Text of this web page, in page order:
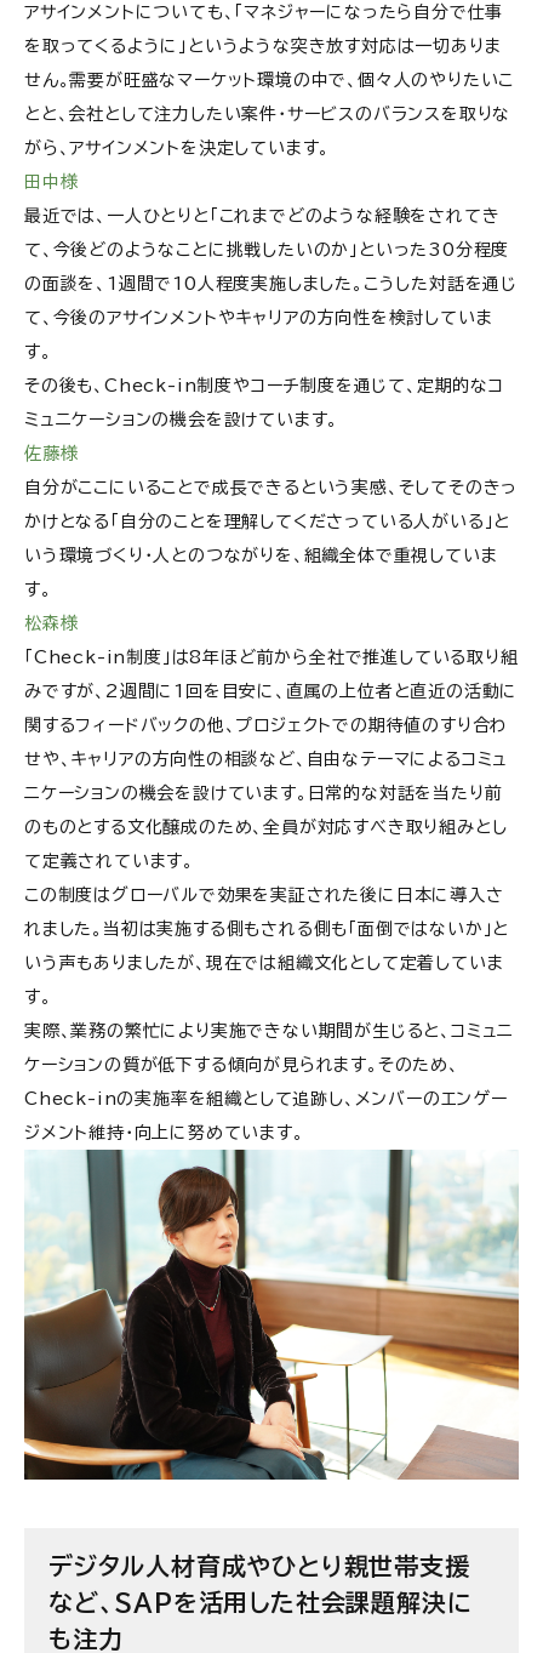
アサインメントについても、「マネジャーになったら自分で仕事
を取ってくるように」というような突き放す対応は一切ありま
せん。需要が旺盛なマーケット環境の中で、個々人のやりたいこ
とと、会社として注力したい案件・サービスのバランスを取りな
がら、アサインメントを決定しています。
田中様
最近では、一人ひとりと「これまでどのような経験をされてき
て、今後どのようなことに挑戦したいのか」といった30分程度
の面談を、1週間で10人程度実施しました。こうした対話を通じ
て、今後のアサインメントやキャリアの方向性を検討していま
す。
その後も、Check-in制度やコーチ制度を通じて、定期的なコ
ミュニケーションの機会を設けています。
佐藤様
自分がここにいることで成長できるという実感、そしてそのきっ
かけとなる「自分のことを理解してくださっている人がいる」と
いう環境づくり・人とのつながりを、組織全体で重視していま
す。
松森様
「Check-in制度」は8年ほど前から全社で推進している取り組
みですが、2週間に1回を目安に、直属の上位者と直近の活動に
関するフィードバックの他、プロジェクトでの期待値のすり合わ
せや、キャリアの方向性の相談など、自由なテーマによるコミュ
ニケーションの機会を設けています。日常的な対話を当たり前
のものとする文化醸成のため、全員が対応すべき取り組みとし
て定義されています。
この制度はグローバルで効果を実証された後に日本に導入さ
れました。当初は実施する側もされる側も「面倒ではないか」と
いう声もありましたが、現在では組織文化として定着していま
す。
実際、業務の繁忙により実施できない期間が生じると、コミュニ
ケーションの質が低下する傾向が見られます。そのため、
Check-inの実施率を組織として追跡し、メンバーのエンゲー
ジメント維持・向上に努めています。
デジタル人材育成やひとり親世帯支援
など、SAPを活用した社会課題解決に
も注力